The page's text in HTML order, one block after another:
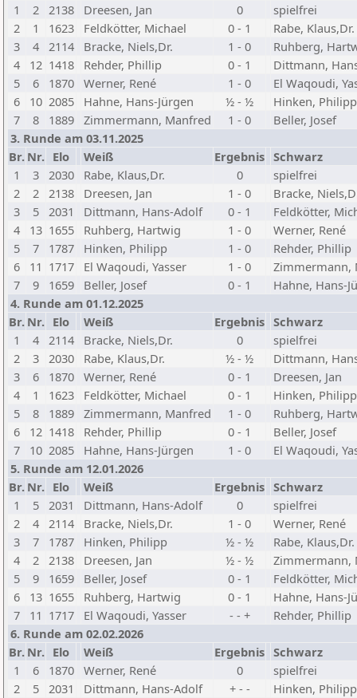
1
2 2138 Dreesen, Jan 0
spielfrei
2
1 1623 Feldkötter, Michael 0 - 1
Rabe, Klaus,Dr.
3
4 2114 Bracke, Niels,Dr. 1 - 0
Ruhberg,
4
12 1418 Rehder, Phillip 0 - 1
Dittmann,
5
6 1870 Werner, René 1 - 0
El Waqoudi,
6
10 2085 Hahne, Hans-Jürgen ½ - ½
Hinken, Philipp
7
8 1889 Zimmermann, Manfred 1 - 0
Beller, Josef
3. Runde am 03.11.2025
Br. Nr. Elo Weiß Ergebnis Schwarz
1
3 2030 Rabe, Klaus,Dr. 0
spielfrei
2
2 2138 Dreesen, Jan 1 - 0
Bracke,
3
5 2031 Dittmann, Hans-Adolf 0 - 1
Feldkötter,
4
13 1655 Ruhberg, Hartwig 1 - 0
Werner, René
5
7 1787 Hinken, Philipp 1 - 0
Rehder, Phillip
6
11 1717 El Waqoudi, Yasser 1 - 0
Zimmermann,
7
9 1659 Beller, Josef 0 - 1
Hahne, Hans-
4. Runde am 01.12.2025
Br. Nr. Elo Weiß Ergebnis Schwarz
1
4 2114 Bracke, Niels,Dr. 0
spielfrei
2
3 2030 Rabe, Klaus,Dr. ½ - ½
Dittmann,
3
6 1870 Werner, René 0 - 1
Dreesen, Jan
4
1 1623 Feldkötter, Michael 0 - 1
Hinken, Philipp
5
8 1889 Zimmermann, Manfred 1 - 0
Ruhberg,
6
12 1418 Rehder, Phillip 0 - 1
Beller, Josef
7
10 2085 Hahne, Hans-Jürgen 1 - 0
El Waqoudi,
5. Runde am 12.01.2026
Br. Nr. Elo Weiß Ergebnis Schwarz
1
5 2031 Dittmann, Hans-Adolf 0
spielfrei
2
4 2114 Bracke, Niels,Dr. 1 - 0
Werner, René
3
7 1787 Hinken, Philipp ½ - ½
Rabe, Klaus,Dr.
4
2 2138 Dreesen, Jan ½ - ½
Zimmermann,
5
9 1659 Beller, Josef 0 - 1
Feldkötter,
6
13 1655 Ruhberg, Hartwig 0 - 1
Hahne, Hans-
7
11 1717 El Waqoudi, Yasser - - +
Rehder, Phillip
6. Runde am 02.02.2026
Br. Nr. Elo Weiß Ergebnis Schwarz
1
6 1870 Werner, René 0
spielfrei
2
5 2031 Dittmann, Hans-Adolf + - -
Hinken, Philipp